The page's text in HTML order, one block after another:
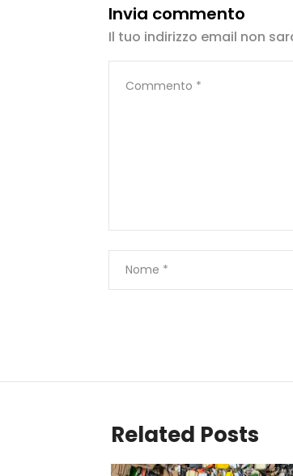
Invia commento
Il tuo indirizzo email non
Related Posts